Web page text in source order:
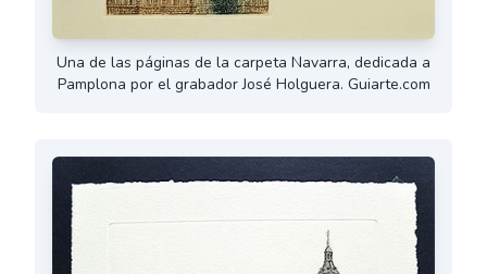
Una de las páginas de la carpeta Navarra, dedicada a
Pamplona por el grabador José Holguera. Guiarte.com